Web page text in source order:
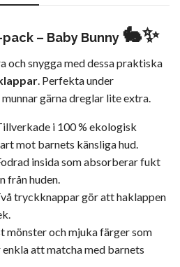
– Baby Bunny 🐇✨
och snygga med dessa praktiska
. Perfekta under
gärna dreglar lite extra.
i 100 % ekologisk
mot barnets känsliga hud.
insida som absorberar fukt
från huden.
tryckknappar gör att haklappen
mönster och mjuka färger som
att matcha med barnets